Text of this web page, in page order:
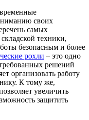
своих
самых
техники,
безопасным и более
рохли – это одно
решений
организовать работу
К тому же,
увеличить
защитить